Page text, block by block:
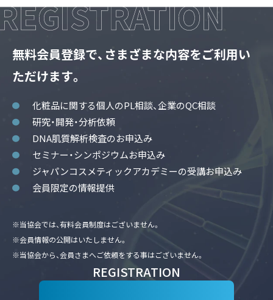
無料会員登録で、さまざまな内容をご利用い
ただけます。
化粧品に関する個人のPL相談、企業のQC相談
研究・開発・分析依頼
DNA肌質解析検査のお申込み
セミナー・シンポジウムお申込み
ジャパンコスメティックアカデミーの受講お申込み
会員限定の情報提供
※当協会では、有料会員制度はございません。
※会員情報の公開はいたしません。
※当協会から、会員さまへご依頼をする事はございません。
REGISTRATION